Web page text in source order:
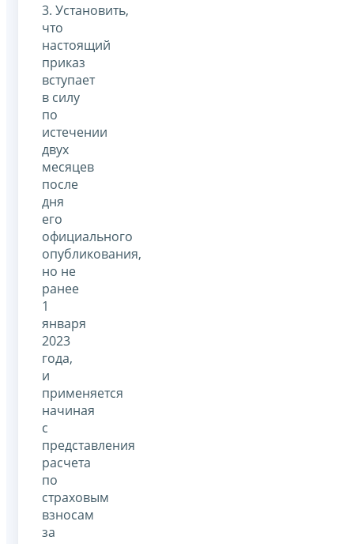
3. Установить,
что
настоящий
приказ
вступает
в силу
по
истечении
двух
месяцев
после
дня
его
официального
опубликования,
но не
ранее
1
января
2023
года,
и
применяется
начиная
с
представления
расчета
по
страховым
взносам
за